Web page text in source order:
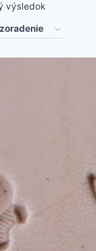
výsledok